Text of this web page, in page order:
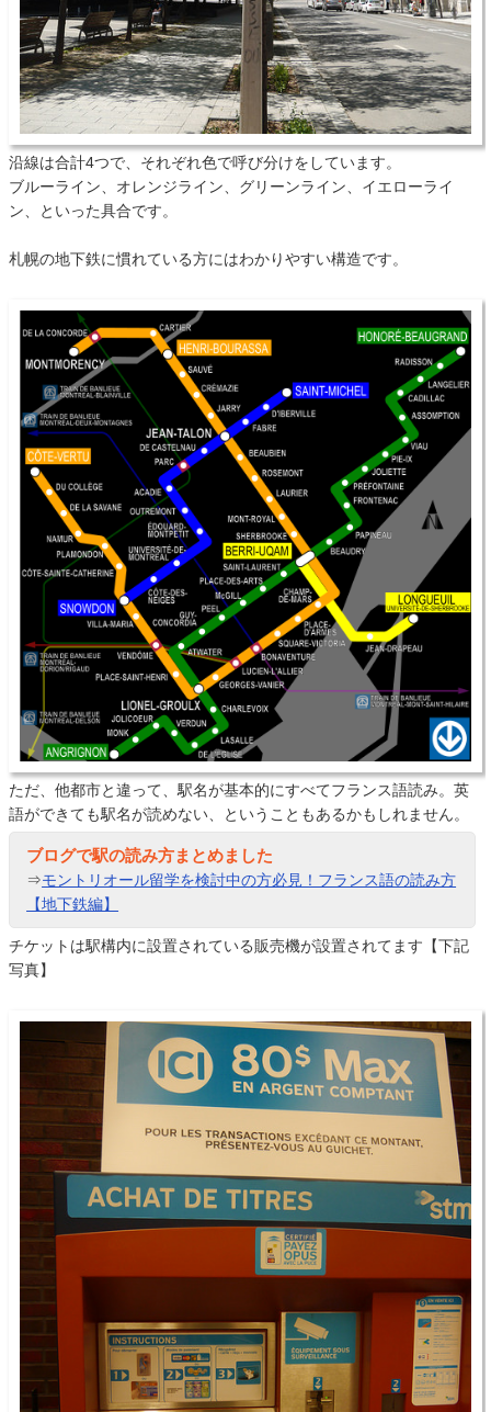
沿線は合計4つで、それぞれ色で呼び分けをしています。
ブルーライン、オレンジライン、グリーンライン、イエローライ
ン、といった具合です。
札幌の地下鉄に慣れている方にはわかりやすい構造です。
ただ、他都市と違って、駅名が基本的にすべてフランス語読み。英
語ができても駅名が読めない、ということもあるかもしれません。
ブログで駅の読み方まとめました
⇒モントリオール留学を検討中の方必見！フランス語の読み方
【地下鉄編】
チケットは駅構内に設置されている販売機が設置されてます【下記
写真】